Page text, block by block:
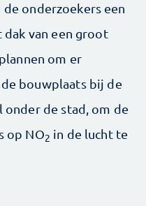
onderzoekers een
van een groot
om er
bouwplaats bij de
onder de stad, om de
op NO2 in de lucht te